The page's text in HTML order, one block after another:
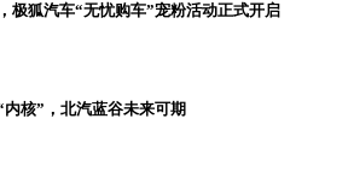
极狐汽车“无忧购车”宠粉活动正式开启
核”，北汽蓝谷未来可期